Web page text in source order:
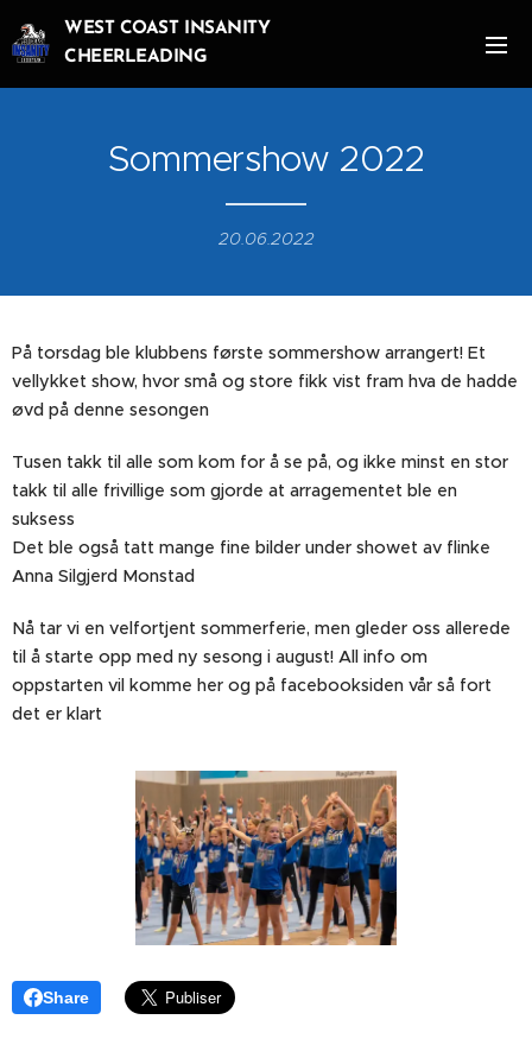
WEST COAST INSANITY
CHEERLEADING
Sommershow 2022
20.06.2022
På torsdag ble klubbens første sommershow arrangert! Et
vellykket show, hvor små og store fikk vist fram hva de hadde
øvd på denne sesongen🎉☀️
Tusen takk til alle som kom for å se på, og ikke minst en stor
takk til alle frivillige som gjorde at arragementet ble en
suksess👏👏
Det ble også tatt mange fine bilder under showet av flinke
Anna Silgjerd Monstad 📸
Nå tar vi en velfortjent sommerferie, men gleder oss allerede
til å starte opp med ny sesong i august! All info om
oppstarten vil komme her og på facebooksiden vår så fort
det er klart💫
Share